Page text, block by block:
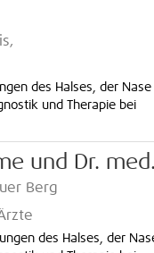
des Halses, der Nase
und Therapie bei
und Dr. med.
Berg
des Halses, der